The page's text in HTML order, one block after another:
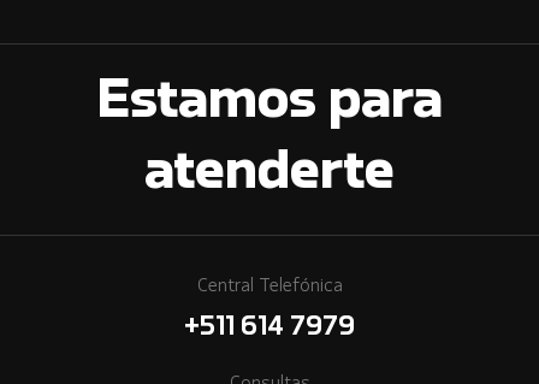
Estamos para
atenderte
Central Telefónica
+511 614 7979